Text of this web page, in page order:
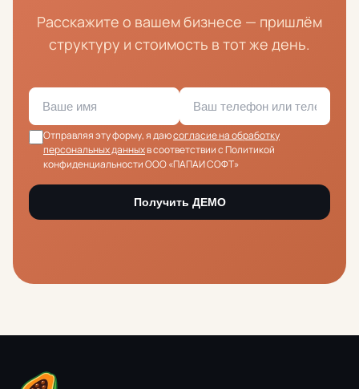
Расскажите о вашем бизнесе — пришлём
структуру и стоимость в тот же день.
Отправляя эту форму, я даюсогласие на обработку
персональных данныхв соответствии с Политикой
конфиденциальности ООО «ПАПАИ СОФТ»
Получить ДЕМО